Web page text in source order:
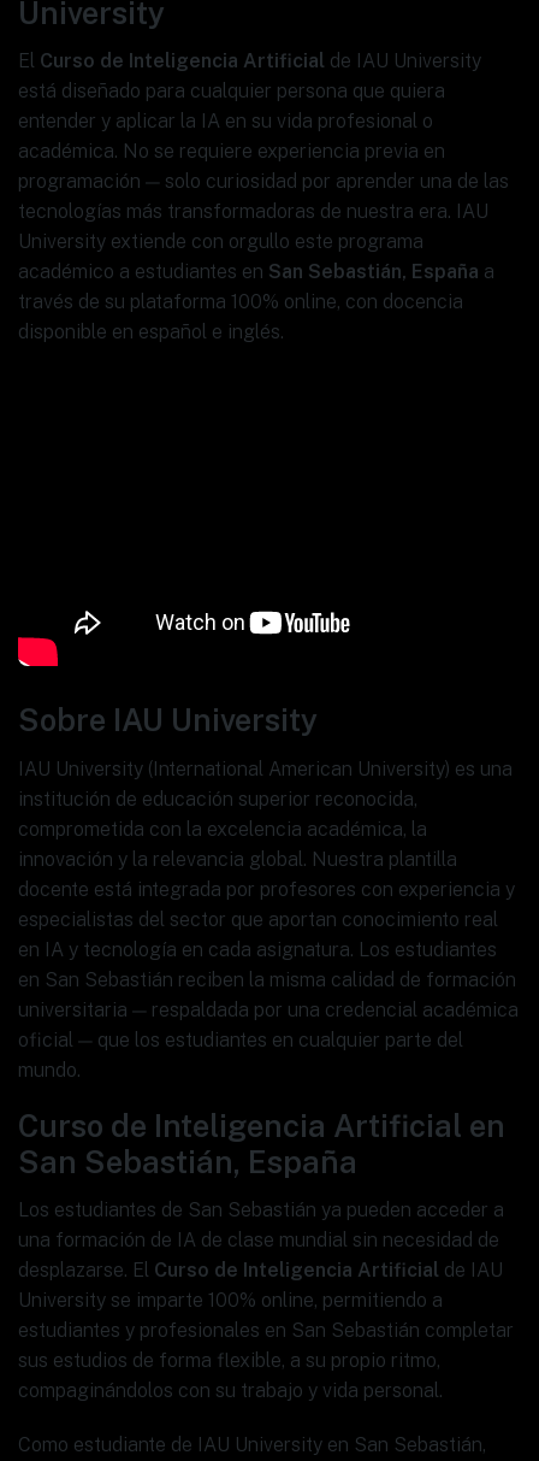
University
El Curso de Inteligencia Artificial de IAU University
está diseñado para cualquier persona que quiera
entender y aplicar la IA en su vida profesional o
académica. No se requiere experiencia previa en
programación — solo curiosidad por aprender una de las
tecnologías más transformadoras de nuestra era. IAU
University extiende con orgullo este programa
académico a estudiantes en San Sebastián, España a
través de su plataforma 100% online, con docencia
disponible en español e inglés.
Sobre IAU University
IAU University (International American University) es una
institución de educación superior reconocida,
comprometida con la excelencia académica, la
innovación y la relevancia global. Nuestra plantilla
docente está integrada por profesores con experiencia y
especialistas del sector que aportan conocimiento real
en IA y tecnología en cada asignatura. Los estudiantes
en San Sebastián reciben la misma calidad de formación
universitaria — respaldada por una credencial académica
oficial — que los estudiantes en cualquier parte del
mundo.
Curso de Inteligencia Artificial en
San Sebastián, España
Los estudiantes de San Sebastián ya pueden acceder a
una formación de IA de clase mundial sin necesidad de
desplazarse. El Curso de Inteligencia Artificial de IAU
University se imparte 100% online, permitiendo a
estudiantes y profesionales en San Sebastián completar
sus estudios de forma flexible, a su propio ritmo,
compaginándolos con su trabajo y vida personal.
Como estudiante de IAU University en San Sebastián,